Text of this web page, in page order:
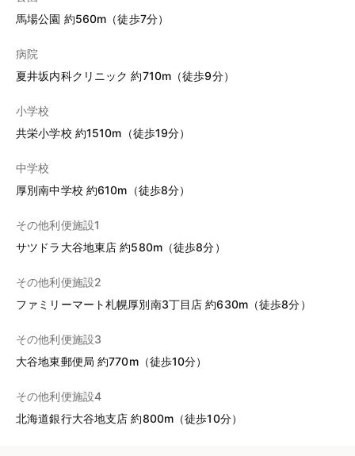
馬場公園 約560m（徒歩7分）
病院
夏井坂内科クリニック 約710m（徒歩9分）
小学校
共栄小学校 約1510m（徒歩19分）
中学校
厚別南中学校 約610m（徒歩8分）
その他利便施設1
サツドラ大谷地東店 約580m（徒歩8分）
その他利便施設2
ファミリーマート札幌厚別南3丁目店 約630m（徒歩8分）
その他利便施設3
大谷地東郵便局 約770m（徒歩10分）
その他利便施設4
北海道銀行大谷地支店 約800m（徒歩10分）